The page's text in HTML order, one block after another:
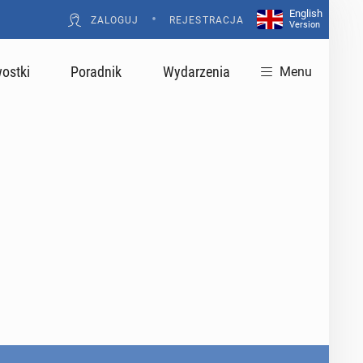
ZALOGUJ • REJESTRACJA
English
Version
Poradnik Wydarzenia Menu